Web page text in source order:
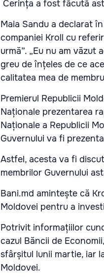
Cerința a fost făcută
Maia Sandu a declarat
companiei Kroll cu
urmă”. „Eu nu am
greu de înțeles de ce
calitatea mea de
Premierul Republicii
Naționale prezentarea
Naționale a Republicii
Guvernului va fi
Astfel, acesta va fi
membrilor Guvernului
Bani.md amintește că
Moldovei pentru a
Potrivit informațiilor
cazul Băncii de
sfârșitul lunii martie, iar
Moldovei.